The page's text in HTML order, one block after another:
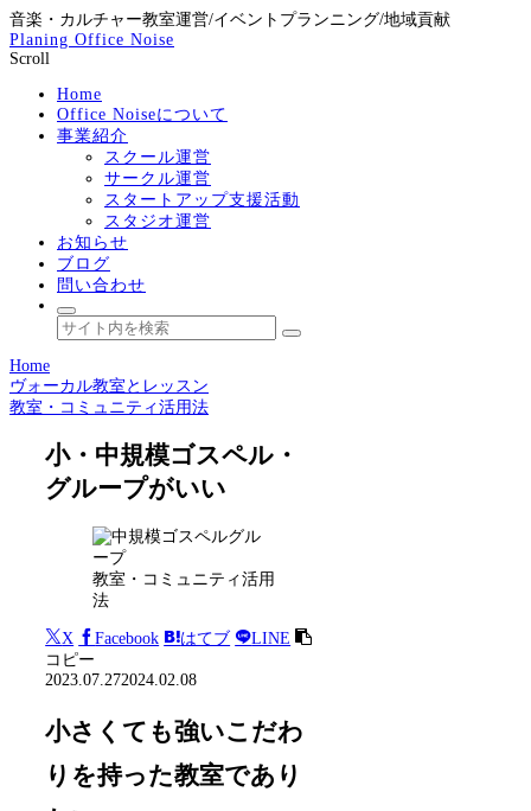
音楽・カルチャー教室運営/イベントプランニング/地域貢献
Planing Office Noise
Scroll
Home
Office Noiseについて
事業紹介
スクール運営
サークル運営
スタートアップ支援活動
スタジオ運営
お知らせ
ブログ
問い合わせ
Home
ヴォーカル教室とレッスン
教室・コミュニティ活用法
小・中規模ゴスペル・
グループがいい
教室・コミュニティ活用
法
X Facebook はてブ
LINE
コピー
2023.07.272024.02.08
小さくても強いこだわ
りを持った教室であり